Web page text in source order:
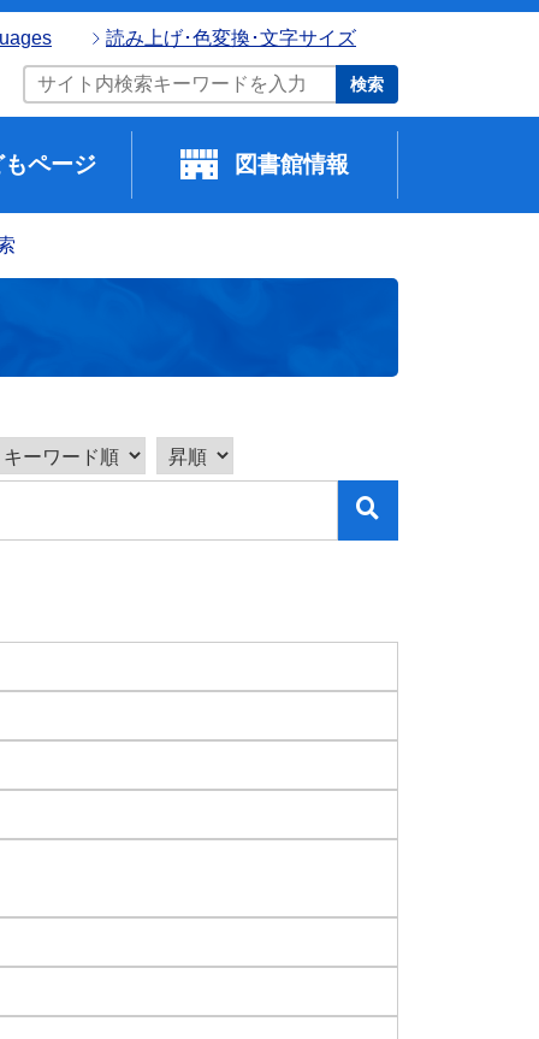
読み上げ･色変換･文字サイズ
検索
もページ 図書館情報